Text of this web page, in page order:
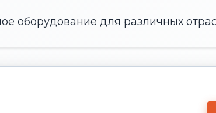
оборудование для различных